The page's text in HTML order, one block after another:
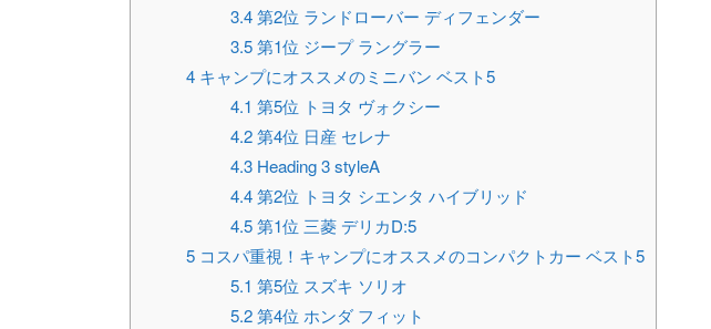
3.4第2位 ランドローバー ディフェンダー
3.5第1位 ジープ ラングラー
4 キャンプにオススメのミニバン ベスト5
4.1 第5位 トヨタ ヴォクシー
4.2第4位 日産 セレナ
4.3 Heading 3 styleA
4.4第2位 トヨタ シエンタ ハイブリッド
4.5第1位 三菱 デリカD:5
5 コスパ重視！キャンプにオススメのコンパクトカー ベスト5
5.1 第5位 スズキ ソリオ
5.2第4位 ホンダ フィット